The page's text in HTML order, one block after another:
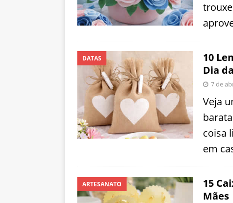
DATAS
10
Dia
7 de
Veja
coisa
em
ARTESANATO
15
Mães